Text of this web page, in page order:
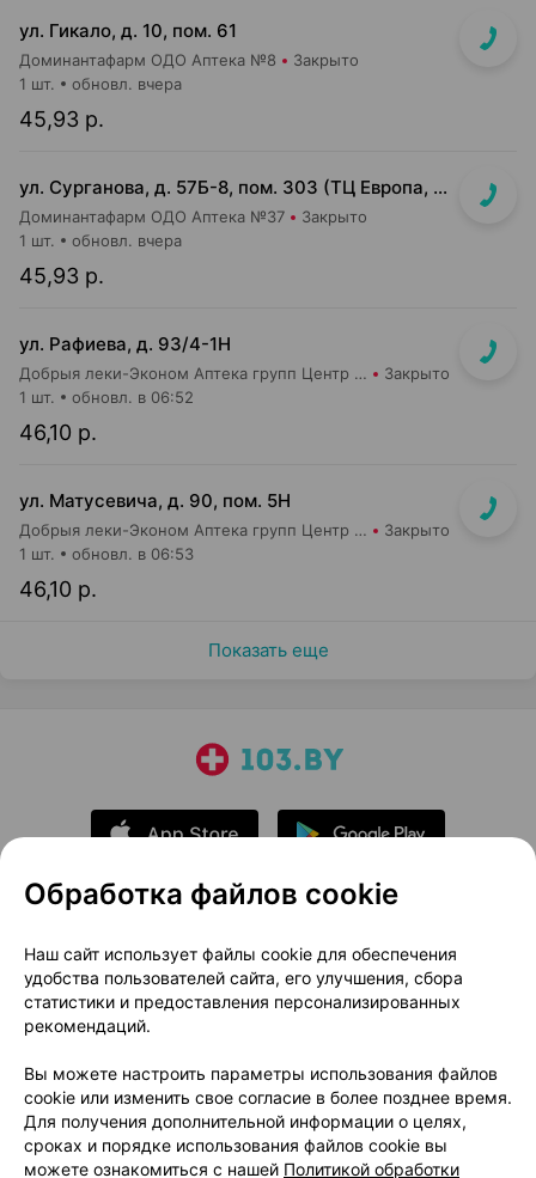
ул. Гикало, д. 10, пом. 61
Доминантафарм ОДО Аптека №8 Закрыто
45,93 р.
1 шт. обновл. вчера
ул. Сурганова, д. 57Б-8, пом. 303 (ТЦ Европа, 3 этаж)
Доминантафарм ОДО Аптека №37 Закрыто
45,93 р.
1 шт. обновл. вчера
ул. Рафиева, д. 93/4-1Н
Добрыя леки-Эконом Аптека групп Центр ООО Аптека №1 Закрыто
46,10 р.
1 шт. обновл. в 06:52
ул. Матусевича, д. 90, пом. 5Н
Добрыя леки-Эконом Аптека групп Центр ООО Аптека №17 Закрыто
46,10 р.
1 шт. обновл. в 06:53
Показать еще
О проекте
Новости проекта
Размещение рекламы
Медицинский маркетинг
Публичный договор
Доставка
Способы оплаты
Вакансии
Партнеры
Написать руководителю 103.by
Написать в поддержку
Обработка файлов cookie
Наш сайт использует файлы cookie для обеспечения
удобства пользователей сайта, его улучшения, сбора
статистики и предоставления персонализированных
рекомендаций.
Вы можете настроить параметры использования файлов
cookie или изменить свое согласие в более позднее время.
Для получения дополнительной информации о целях,
сроках и порядке использования файлов cookie вы
можете ознакомиться с нашей Политикой обработки